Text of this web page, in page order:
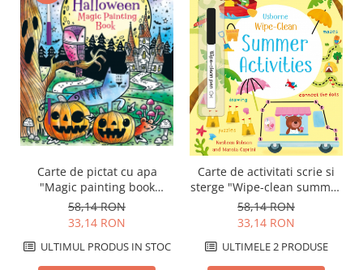
Carte de pictat cu apa
"Magic painting book
Halloween", Usborne
58,14 RON
33,14 RON
ULTIMUL PRODUS IN STOC
Carte de activitati scrie si
sterge "Wipe-clean summer
activities", reutilizabila,
Usborne
58,14 RON
33,14 RON
ULTIMELE 2 PRODUSE